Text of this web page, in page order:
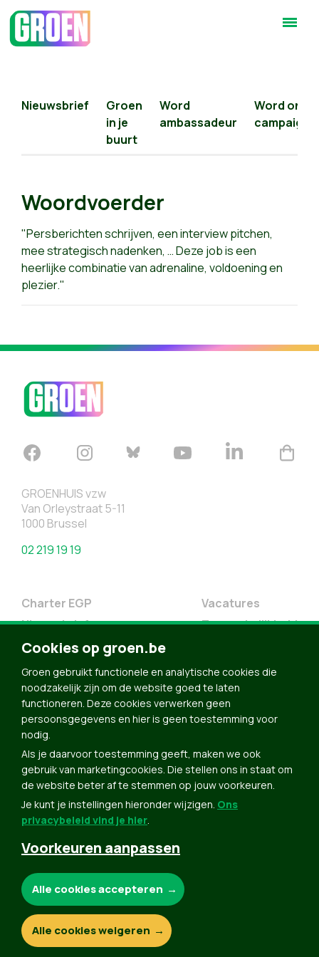
Nieuwsbrief
Groen
in je
buurt
Word
ambassadeur
Word
Woordvoerder
"Persberichten schrijven, een interview pitchen,
mee strategisch nadenken, … Deze job is een
heerlijke combinatie van adrenaline, voldoening en
plezier."
GROENHUIS vzw
Van Orleystraat 5-11
1000 Brussel
02 219 19 19
Charter EGP
Nieuwsbrief
Doe Mee
Contact
Groen in je buurt
Meldpunt
Vacatures
Toegankelijkheid
Word lid
Agenda
Bekijk kalender
Verleng je lidmaatschap
Programma oktober 2024
Programma juni 2024
Downloads
Webshop
© Copyright Groen 2026 | Gemaakt met
Cookies op groen.be
Groen gebruikt functionele en analytische cookies die
noodzakelijk zijn om de website goed te laten
functioneren. Deze cookies verwerken geen
persoonsgegevens en hier is geen toestemming voor
nodig.
Als je daarvoor toestemming geeft, maken we ook
gebruik van marketingcookies. Die stellen ons in staat om
de website beter af te stemmen op jouw voorkeuren.
Je kunt je instellingen hieronder wijzigen. Ons
privacybeleid vind je hier.
Voorkeuren aanpassen
Analytische cookies:
Alle cookies accepteren
Alle cookies weigeren